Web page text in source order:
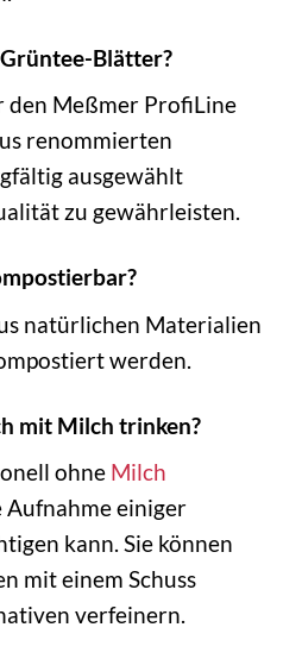
Blätter?
Meßmer ProfiLine
renommierten
ausgewählt
zu gewährleisten.
natürlichen Materialien
werden.
mit Milch trinken?
ohne Milch
Aufnahme einiger
kann. Sie können
mit einem Schuss
verfeinern.